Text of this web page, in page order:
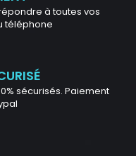
à toutes vos
téléphone
sécurisés. Paiement